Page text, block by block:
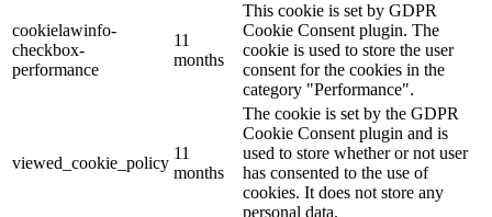
cookielawinfo-
checkbox-
performance
11
months
This cookie is set by GDPR
Cookie Consent plugin. The
cookie is used to store the user
consent for the cookies in the
category "Performance".
viewed_cookie_policy
11
months
The cookie is set by the GDPR
Cookie Consent plugin and is
used to store whether or not user
has consented to the use of
cookies. It does not store any
personal data.